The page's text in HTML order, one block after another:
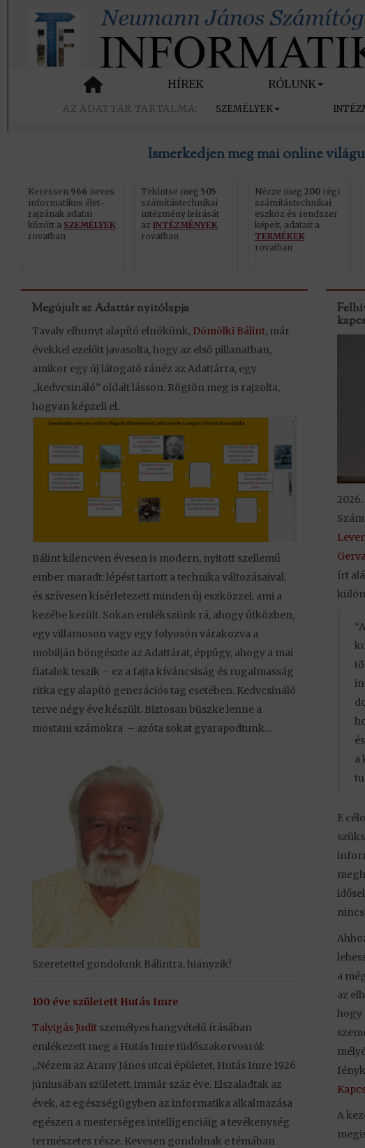
HÍREK RÓLUNK
SZEMÉLYEK
iTF Adattár, NJSZT
Ismerkedjen meg mai online
Keressen 966 neves
in­for­ma­ti­kus élet­
rajz­á­nak ada­tai
között a SZEMÉLYEK
rovatban
Tekintse meg505
szá­mí­tás­tech­ni­kai
in­téz­mény le­í­rá­sát
azINTÉZMÉNYEK
rovatban
Nézze meg 200régi
szá­mí­tás­tech­ni­kai
eszköz és rend­szer
képeit, ada­tait a
TERMÉKEK
rovatban
Megújult az Adattár nyitólapja
Tavaly elhunyt alapító elnökünk, Dömölki Bálint, már
évekkel ezelőtt javasolta, hogy az első pillanatban,
amikor egy új látogató ránéz az Adattárra, egy
„kedvcsináló” oldalt lásson. Rögtön meg is rajzolta,
hogyan képzeli el.
Bálint kilencven évesen is modern, nyitott szellemű
ember maradt: lépést tartott a technika változásaival,
és szívesen kísérletezett minden új eszközzel, ami a
kezébe került. Sokan emlékszünk rá, ahogy útközben,
egy villamoson vagy egy folyosón várakozva a
mobilján böngészte az Adattárat, éppúgy, ahogy a mai
fiatalok teszik – ez a fajta kíváncsiság és rugalmasság
ritka egy alapító generációs tag esetében. Kedvcsináló
terve négy éve készült. Biztosan büszke lenne a
mostani számokra – azóta sokat gyarapodtunk…
Szeretettel gondolunk Bálintra, hiányzik!
100 éve született Hutás Imre
Talyigás Judit személyes hangvételű írásában
emlékezett meg a Hutás Imre tüdőszakorvosról:
„Nézem az Arany János utcai épületet, Hutás Imre 1926
júniusában született, immár száz éve. Elszaladtak az
évek, az egészségügyben az informatika alkalmazása
egészen a mesterséges intelligenciáig a tevékenység
természetes része. Kevesen gondolnak e témában
írt
a
E
a
az
hogy
A